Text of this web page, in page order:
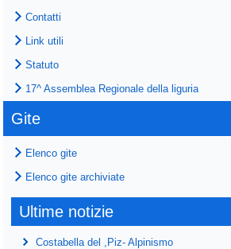
Contatti
Link utili
Statuto
17^ Assemblea Regionale della liguria
Gite
Elenco gite
Elenco gite archiviate
Ultime notizie
Costabella del ,Piz- Alpinismo